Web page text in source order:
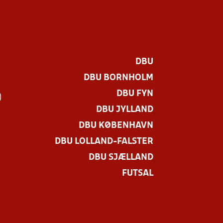
DBU
DBU BORNHOLM
DBU FYN
DBU JYLLAND
DBU KØBENHAVN
DBU LOLLAND-FALSTER
DBU SJÆLLAND
FUTSAL